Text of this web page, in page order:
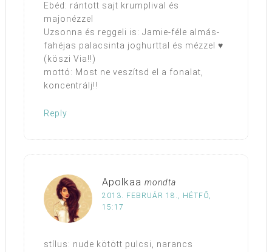
Ebéd: rántott sajt krumplival és
majonézzel
Uzsonna és reggeli is: Jamie-féle almás-
fahéjas palacsinta joghurttal és mézzel ♥
(köszi Via!!)
mottó: Most ne veszítsd el a fonalat,
koncentrálj!!
Reply
Apolkaa mondta
2013. FEBRUÁR 18., HÉTFŐ,
15:17
stílus: nude kötött pulcsi, narancs